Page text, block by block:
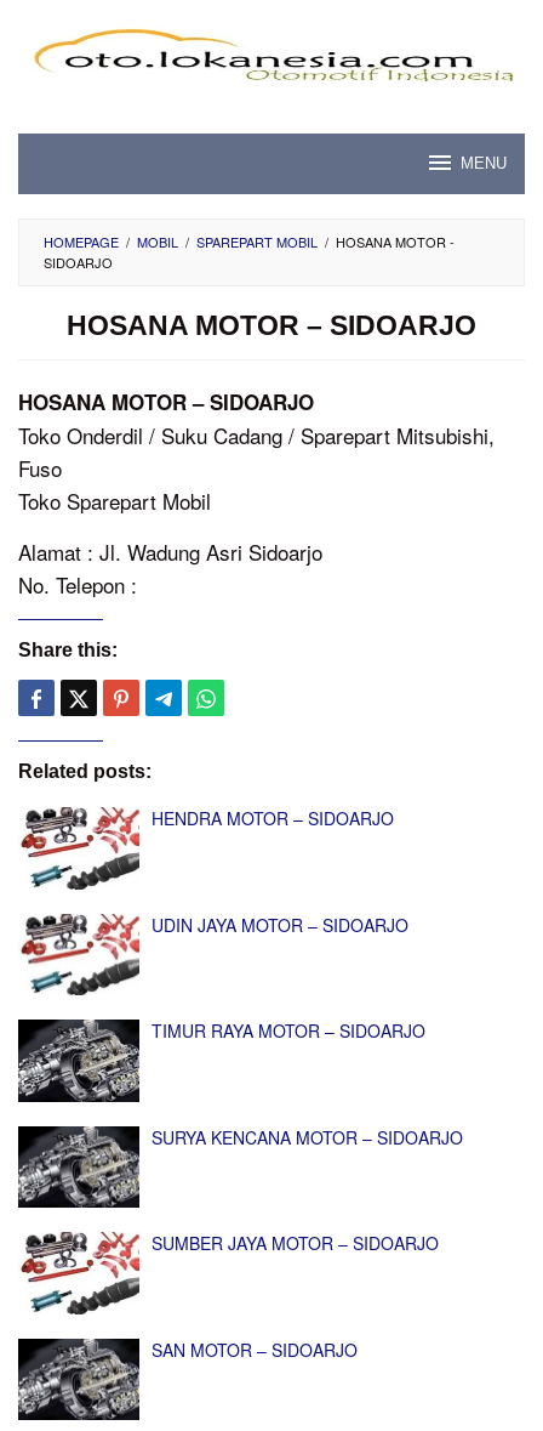
content
MENU
HOMEPAGE / MOBIL / SPAREPART MOBIL / HOSANA MOTOR -
SIDOARJO
HOSANA MOTOR – SIDOARJO
HOSANA MOTOR – SIDOARJO
Toko Onderdil / Suku Cadang / Sparepart Mitsubishi,
Fuso
Toko Sparepart Mobil
Alamat : Jl. Wadung Asri Sidoarjo
No. Telepon :
Share this:
Related posts:
HENDRA MOTOR – SIDOARJO
UDIN JAYA MOTOR – SIDOARJO
TIMUR RAYA MOTOR – SIDOARJO
SURYA KENCANA MOTOR – SIDOARJO
SUMBER JAYA MOTOR – SIDOARJO
SAN MOTOR – SIDOARJO